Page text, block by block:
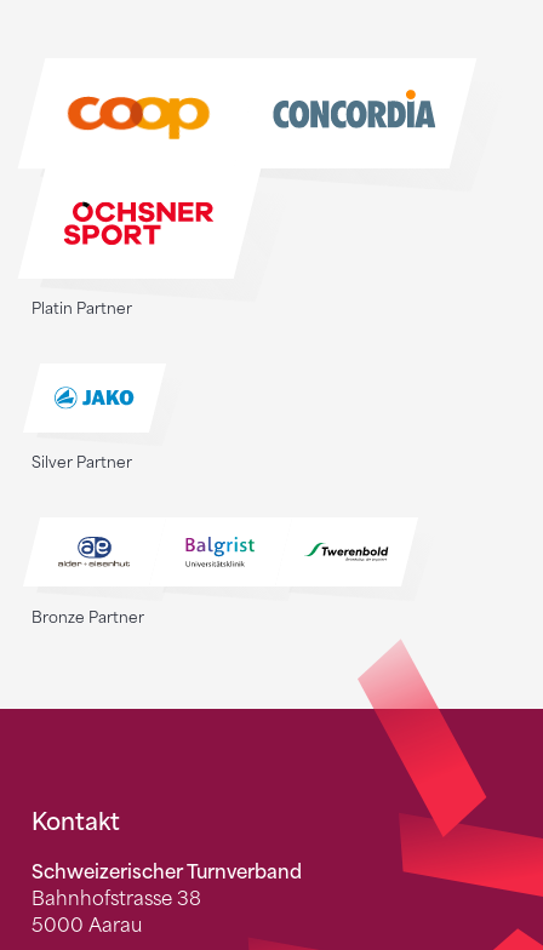
Platin Partner
Silver Partner
Bronze Partner
Fusszeile
Kontakt
Schweizerischer Turnverband
Bahnhofstrasse 38
5000 Aarau